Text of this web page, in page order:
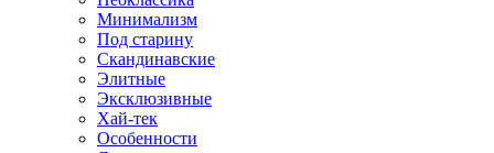
Минимализм
Под старину
Скандинавские
Элитные
Эксклюзивные
Хай-тек
Особенности